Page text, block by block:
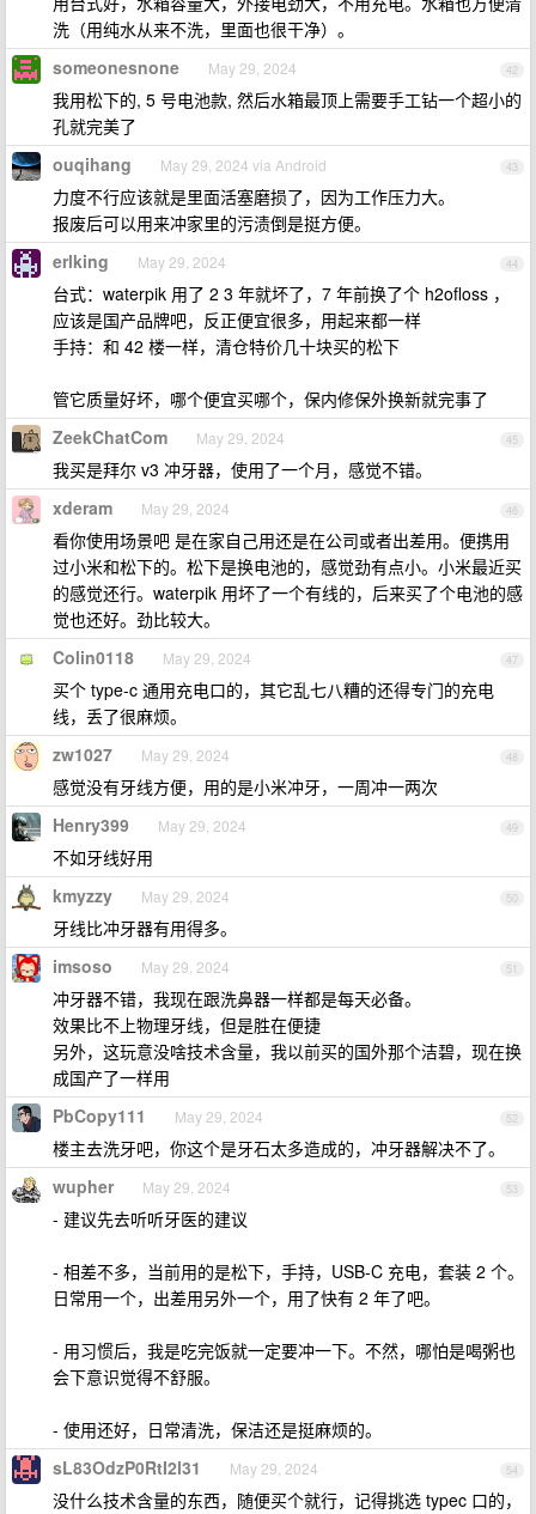
洗（用纯水从来不洗，里面也很干净）。
42
someonesnone May 29, 2024
我用松下的, 5 号电池款, 然后水箱最顶上需要手工钻一个超小的
孔就完美了
43
ouqihang May 29, 2024 via Android
力度不行应该就是里面活塞磨损了，因为工作压力大。
报废后可以用来冲家里的污渍倒是挺方便。
44
erlking May 29, 2024
台式：waterpik 用了 2 3 年就坏了，7 年前换了个 h2ofloss ，
应该是国产品牌吧，反正便宜很多，用起来都一样
手持：和 42 楼一样，清仓特价几十块买的松下
管它质量好坏，哪个便宜买哪个，保内修保外换新就完事了
45
ZeekChatCom May 29, 2024
我买是拜尔 v3 冲牙器，使用了一个月，感觉不错。
46
xderam May 29, 2024
看你使用场景吧 是在家自己用还是在公司或者出差用。便携用
过小米和松下的。松下是换电池的，感觉劲有点小。小米最近买
的感觉还行。waterpik 用坏了一个有线的，后来买了个电池的感
觉也还好。劲比较大。
47
Colin0118 May 29, 2024
买个 type-c 通用充电口的，其它乱七八糟的还得专门的充电
线，丢了很麻烦。
48
zw1027 May 29, 2024
感觉没有牙线方便，用的是小米冲牙，一周冲一两次
49
Henry399 May 29, 2024
不如牙线好用
50
kmyzzy May 29, 2024
牙线比冲牙器有用得多。
51
imsoso May 29, 2024
冲牙器不错，我现在跟洗鼻器一样都是每天必备。
效果比不上物理牙线，但是胜在便捷
另外，这玩意没啥技术含量，我以前买的国外那个洁碧，现在换
成国产了一样用
52
PbCopy111 May 29, 2024
楼主去洗牙吧，你这个是牙石太多造成的，冲牙器解决不了。
53
wupher May 29, 2024
- 建议先去听听牙医的建议
- 相差不多，当前用的是松下，手持，USB-C 充电，套装 2 个。
日常用一个，出差用另外一个，用了快有 2 年了吧。
- 用习惯后，我是吃完饭就一定要冲一下。不然，哪怕是喝粥也
会下意识觉得不舒服。
- 使用还好，日常清洗，保洁还是挺麻烦的。
54
sL83OdzP0RtI2l31 May 29, 2024
没什么技术含量的东西，随便买个就行，记得挑选 typec 口的，